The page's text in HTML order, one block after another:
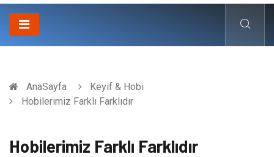
AnaSayfa
Keyif & Hobi
Hobilerimiz Farklı Farklıdır
Hobilerimiz Farklı Farklıdır